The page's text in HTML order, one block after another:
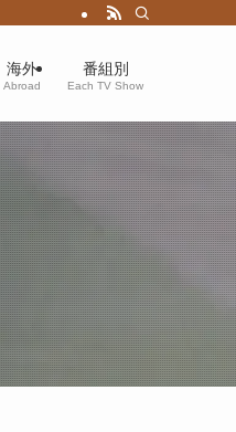
海外
Abroad
番組別
Each TV Show